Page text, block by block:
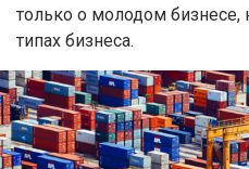
только о молодом
типах бизнеса.